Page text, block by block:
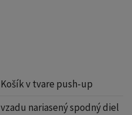
Košík v tvare push-up
vzadu nariasený spodný diel